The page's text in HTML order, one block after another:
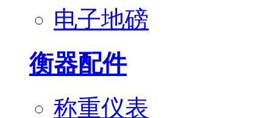
电子地磅
衡器配件
称重仪表